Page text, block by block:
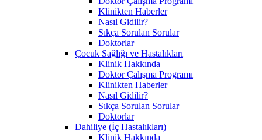
Klinikten Haberler
Nasıl Gidilir?
Sıkça Sorulan Sorular
Doktorlar
Çocuk Sağlığı ve Hastalıkları
Klinik Hakkında
Doktor Çalışma Programı
Klinikten Haberler
Nasıl Gidilir?
Sıkça Sorulan Sorular
Doktorlar
Dahiliye (İç Hastalıkları)
Klinik Hakkında